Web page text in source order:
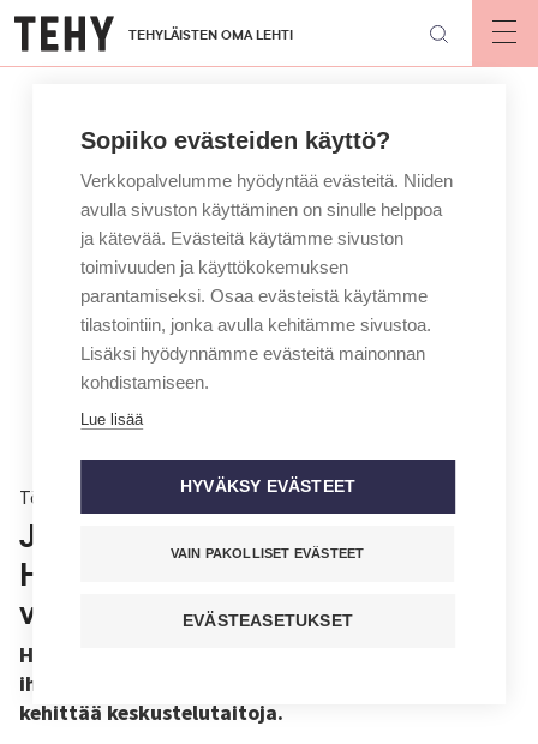
Hyppää
pääsisältöön
TEHYLÄISTEN OMA LEHTI
Töissä
Jäikö keskustelusta ontto olo?
Hyvässä dialogissa on nämä 5
vaihetta
Huonot keskustelut aiheuttavat ristiriitoja
ihmissuhteissa ja vaikeuksia työelämässä. On aika
kehittää keskustelutaitoja.
Sopiiko evästeiden käyttö?
Verkkopalvelumme hyödyntää evästeitä. Niiden
avulla sivuston käyttäminen on sinulle helppoa
ja kätevää. Evästeitä käytämme sivuston
toimivuuden ja käyttökokemuksen
parantamiseksi. Osaa evästeistä käytämme
tilastointiin, jonka avulla kehitämme sivustoa.
Lisäksi hyödynnämme evästeitä mainonnan
kohdistamiseen.
Lue lisää
HYVÄKSY EVÄSTEET
VAIN PAKOLLISET EVÄSTEET
EVÄSTEASETUKSET